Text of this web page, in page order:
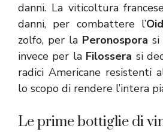
danni. La viticoltura
danni, per combattere l’
zolfo, per la Peronospora si
invece per la Filossera si
radici Americane resistenti
lo scopo di rendere l’intera
Le prime bottiglie di